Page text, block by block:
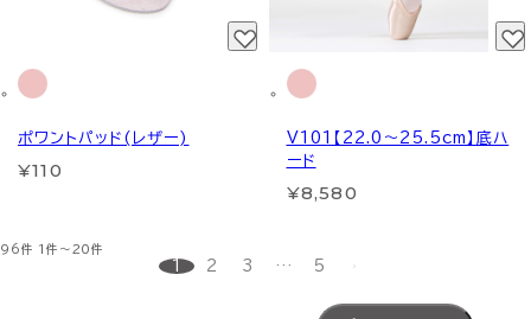
ポワントパッド(レザー)
¥110
V101【22.0～25.5cm】底ハ
ード
¥8,580
96件 1件～20件
1 2 3 … 5